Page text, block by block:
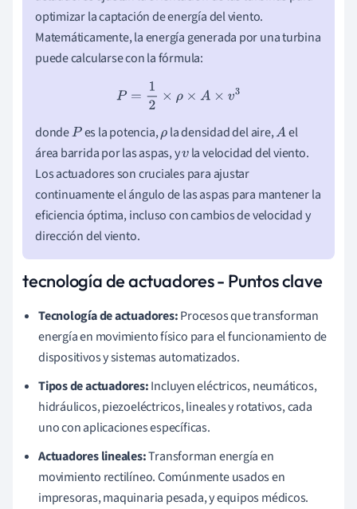
optimizar la captación de energía del viento.
Matemáticamente, la energía generada por una turbina
puede calcularse con la fórmula:
P=1 2× ρ×A v3
dondeP es la potencia,ρla densidad del aire,A el
área barrida por las aspas, yvla velocidad del viento.
Los actuadores son cruciales para ajustar
continuamente el ángulo de las aspas para mantener la
eficiencia óptima, incluso con cambios de velocidad y
dirección del viento.
tecnología de actuadores - Puntos clave
Tecnología de actuadores:Procesos que transforman
energía en movimiento físico para el funcionamiento de
dispositivos y sistemas automatizados.
Tipos de actuadores:Incluyen eléctricos, neumáticos,
hidráulicos, piezoeléctricos, lineales y rotativos, cada
uno con aplicaciones específicas.
Actuadores lineales:Transforman energía en
movimiento rectilíneo. Comúnmente usados en
impresoras, maquinaria pesada, y equipos médicos.